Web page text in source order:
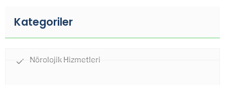
Kategoriler
Nörolojik Hizmetleri